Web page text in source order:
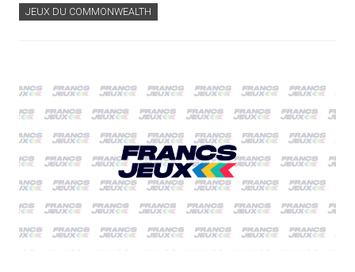
JEUX DU COMMONWEALTH